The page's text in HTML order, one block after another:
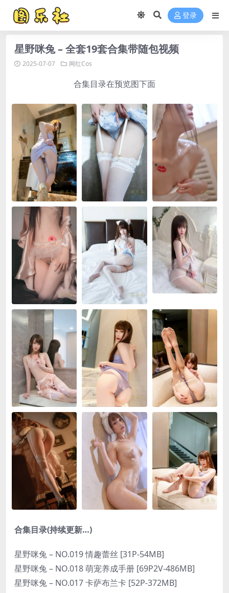
登录
星野咪兔 – 全套19套合集带随包视频
2025-07-07 网红Cos
合集目录在预览图下面
合集目录(持续更新…)
星野咪兔 – NO.019 情趣蕾丝 [31P-54MB]
星野咪兔 – NO.018 萌宠养成手册 [69P2V-486MB]
星野咪兔 – NO.017 卡萨布兰卡 [52P-372MB]